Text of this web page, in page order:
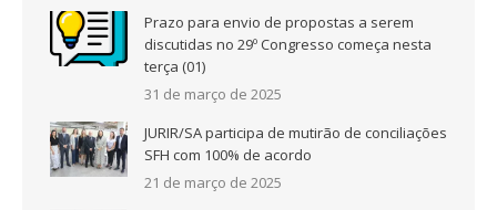
Prazo para envio de propostas a serem
discutidas no 29º Congresso começa nesta
terça (01)
31 de março de 2025
JURIR/SA participa de mutirão de conciliações
SFH com 100% de acordo
21 de março de 2025